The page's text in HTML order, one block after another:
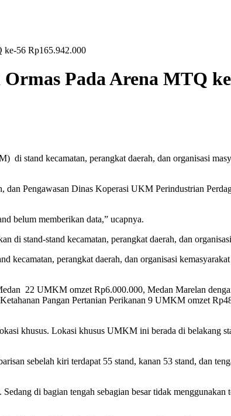
ke-56 Rp165.942.000
Pada Arena MTQ
stand kecamatan, perangkat daerah, dan organisasi
Pengawasan Dinas Koperasi UKM Perindustrian
belum memberikan data,” ucapnya.
di stand-stand kecamatan, perangkat daerah, dan
perangkat daerah, dan organisasi
22 UMKM omzet Rp6.000.000, Medan Marelan
Pangan Pertanian Perikanan 9 UMKM omzet
khusus. Lokasi khusus UMKM ini berada di belakang
sebelah kiri terdapat 55 stand, kanan 53 stand, dan
di bagian tengah sebagian besar tidak